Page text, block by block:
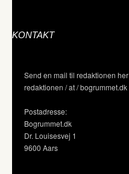
KONTAKT
Send en mail til redaktionen her
redaktionen / at / bogrummet.dk
Postadresse:
Bogrummet.dk
Dr. Louisesvej 1
9600 Aars